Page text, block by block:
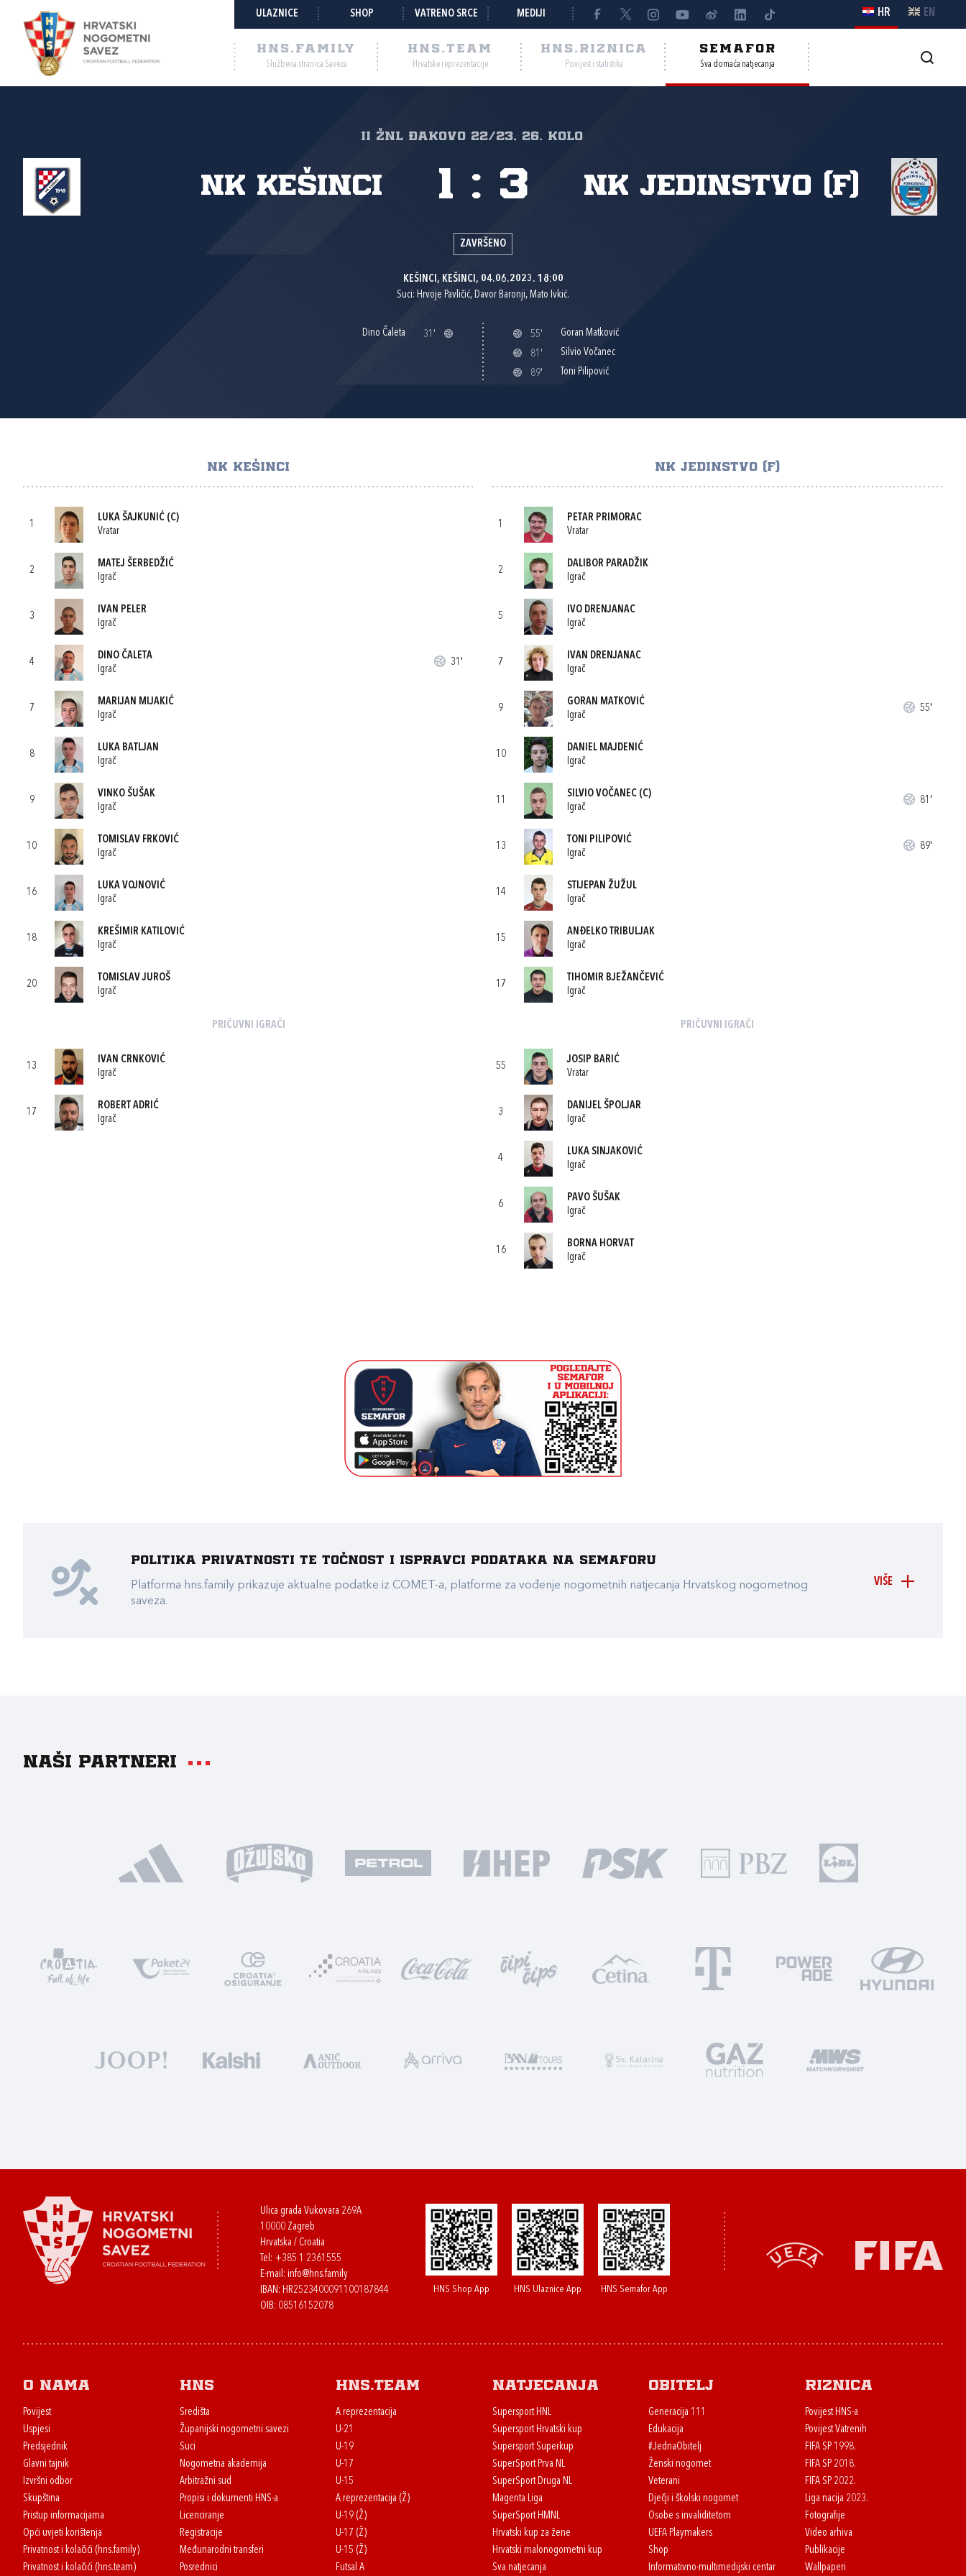
ULAZNICE SHOP VATRENO SRCE MEDIJI HR EN
HNS.FAMILY
Službena stranica Saveza
HNS.TEAM
Hrvatske reprezentacije
HNS.RIZNICA
Povijest i statistika
SEMAFOR
Sva domaća natjecanja
II ŽNL Đakovo 22/23, 26. kolo
NK Kešinci NK Jedinstvo (F)
1 : 3
ZAVRŠENO
KEŠINCI, KEŠINCI, 04.06.2023. 18:00
Suci: Hrvoje Pavličić, Davor Baronji, Mato Ivkić.
Dino Čaleta 31' 55'
Goran Matković
81'
Silvio Vočanec
89'
Toni Pilipović
NK KEŠINCI
1
LUKA ŠAJKUNIĆ (C)
Vratar
2
MATEJ ŠERBEDŽIĆ
Igrač
3
IVAN PELER
Igrač
4
DINO ČALETA
Igrač
31'
7
MARIJAN MIJAKIĆ
Igrač
8
LUKA BATLJAN
Igrač
9
VINKO ŠUŠAK
Igrač
10
TOMISLAV FRKOVIĆ
Igrač
16
LUKA VOJNOVIĆ
Igrač
18
KREŠIMIR KATILOVIĆ
Igrač
20
TOMISLAV JUROŠ
Igrač
PRIČUVNI IGRAČI
13
IVAN CRNKOVIĆ
Igrač
17
ROBERT ADRIĆ
Igrač
NK JEDINSTVO (F)
1
PETAR PRIMORAC
Vratar
2
DALIBOR PARADŽIK
Igrač
5
IVO DRENJANAC
Igrač
7
IVAN DRENJANAC
Igrač
9
GORAN MATKOVIĆ
Igrač
55'
10
DANIEL MAJDENIĆ
Igrač
11
SILVIO VOČANEC(C)
Igrač
81'
13
TONI PILIPOVIĆ
Igrač
89'
14
STIJEPAN ŽUŽUL
Igrač
15
ANĐELKO TRIBULJAK
Igrač
17
TIHOMIR BJEŽANČEVIĆ
Igrač
PRIČUVNI IGRAČI
55
JOSIP BARIĆ
Vratar
3
DANIJEL ŠPOLJAR
Igrač
4
LUKA SINJAKOVIĆ
Igrač
6
PAVO ŠUŠAK
Igrač
16
BORNA HORVAT
Igrač
VIŠE
Politika privatnosti te točnost i ispravci podataka na Semaforu
Platforma hns.family prikazuje aktualne podatke iz COMET-a, platforme za vođenje nogometnih natjecanja Hrvatskog nogometnog
saveza.
Naši partneri
Ulica grada Vukovara 269A
10000 Zagreb
Hrvatska / Croatia
Tel: +385 1 2361555
E-mail: info@hns.family
IBAN: HR2523400091100187844
OIB: 08516152078
HNS Shop App HNS Ulaznice App HNS Semafor App
O nama
Povijest
Uspjesi
Predsjednik
Glavni tajnik
Izvršni odbor
Skupština
Pristup informacijama
Opći uvjeti korištenja
Privatnost i kolačići (hns.family)
Privatnost i kolačići (hns.team)
HNS
Središta
Županijski nogometni savezi
Suci
Nogometna akademija
Arbitražni sud
Propisi i dokumenti HNS-a
Licenciranje
Registracije
Međunarodni transferi
Posrednici
HNS.team
A reprezentacija
U-21
U-19
U-17
U-15
A reprezentacija (Ž)
U-19 (Ž)
U-17 (Ž)
U-15 (Ž)
Futsal A
Natjecanja
Supersport HNL
Supersport Hrvatski kup
Supersport Superkup
SuperSport Prva NL
SuperSport Druga NL
Magenta Liga
SuperSport HMNL
Hrvatski kup za žene
Hrvatski malonogometni kup
Sva natjecanja
Obitelj
Generacija 111
Edukacija
#JednaObitelj
Ženski nogomet
Veterani
Dječji i školski nogomet
Osobe s invaliditetom
UEFA Playmakers
Shop
Informativno-multimedijski centar
Riznica
Povijest HNS-a
Povijest Vatrenih
FIFA SP 1998.
FIFA SP 2018.
FIFA SP 2022.
Liga nacija 2023.
Fotografije
Video arhiva
Publikacije
Wallpaperi